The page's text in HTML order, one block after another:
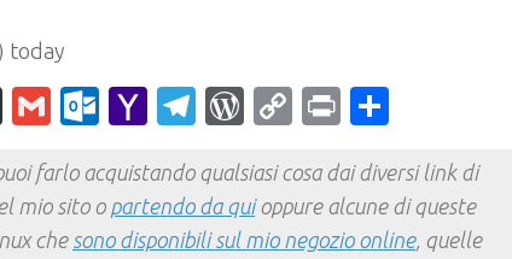
today
Diaspora
GmailOutlook.com
YahooTelegram
WordPress
CopyPrint
farlo acquistando qualsiasi cosa dai diversi link di
mio sito o partendo da quioppure alcune di queste
chesono disponibili sul mio negozio online, quelle